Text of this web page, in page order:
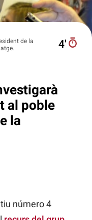
de la
4′
al poble
la
número 4